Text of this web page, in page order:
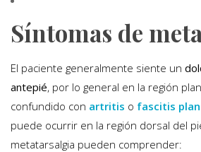
Síntomas de
El paciente generalmente siente un
antepié, por lo general en la región
confundido con artritis o fascitis
puede ocurrir en la región dorsal del
metatarsalgia pueden comprender: